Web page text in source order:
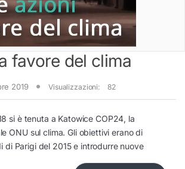
favore del clima
2019 Visualizzazioni: 82
si è tenuta a Katowice COP24, la
ONU sul clima. Gli obiettivi erano di
di Parigi del 2015 e introdurre nuove